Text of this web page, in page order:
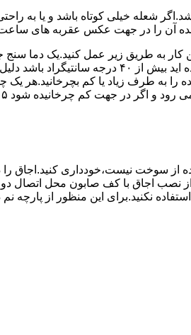
و طول شعله پیلوت معمولا نباید از ۶ میلی متر کمتر
آن را در جهت عکس عقربه های
۱۰ تا ۲۰ دقیقه اختلاف درجه ای که دماسنج نشان
سوخت نیست،خودداری کنید.اجاق
شود.طول شیلنگ نباید از ۱.۵ متر بیشتر باشد.پس از
این منظور از پارچه نم